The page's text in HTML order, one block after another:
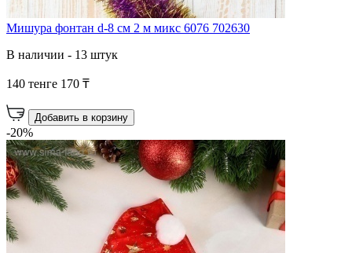
Мишура фонтан d-8 см 2 м микс 6076 702630
В наличии - 13 штук
140 тенге 170 ₸
Добавить в корзину
-20%